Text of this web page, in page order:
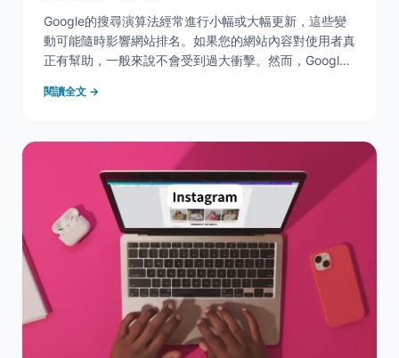
Google的搜尋演算法經常進行小幅或大幅更新，這些變
動可能隨時影響網站排名。如果您的網站內容對使用者真
正有幫助，一般來說不會受到過大衝擊。然而，Google
的網站流量因此出現波動，以下指南可以幫助您判斷是受
閱讀全文 →